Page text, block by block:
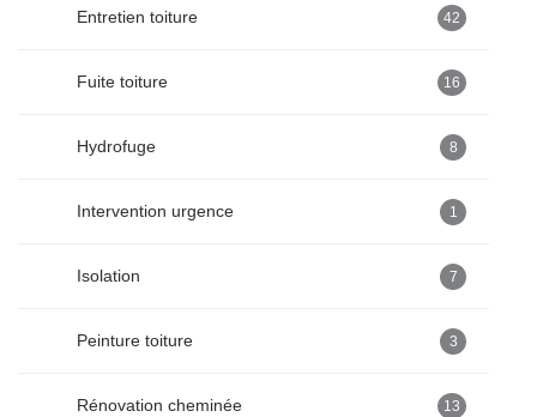
Entretien toiture 42
Fuite toiture 16
Hydrofuge 8
Intervention urgence 1
Isolation 7
Peinture toiture 3
Rénovation cheminée 13